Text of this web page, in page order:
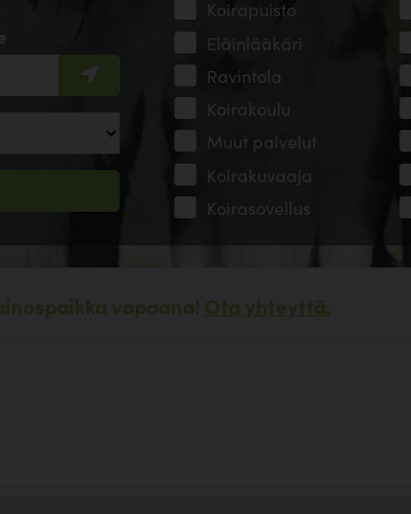
Koirapuisto
Eläinlääkäri
Ravintola
Koirakoulu
Muut palvelut
Koirakuvaaja
Koirasovellus
vapaana! Ota yhteyttä.